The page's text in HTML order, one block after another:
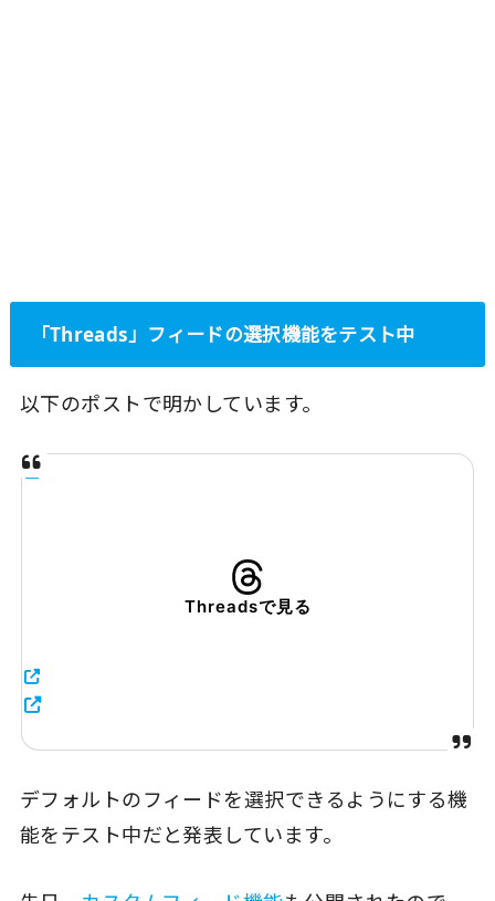
「Threads」フィードの選択機能をテスト中
以下のポストで明かしています。
Threadsで見る
デフォルトのフィードを選択できるようにする機
能をテスト中だと発表しています。